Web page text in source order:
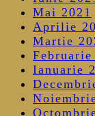
Mai 2021
Aprilie
Martie
Februarie
Ianuarie